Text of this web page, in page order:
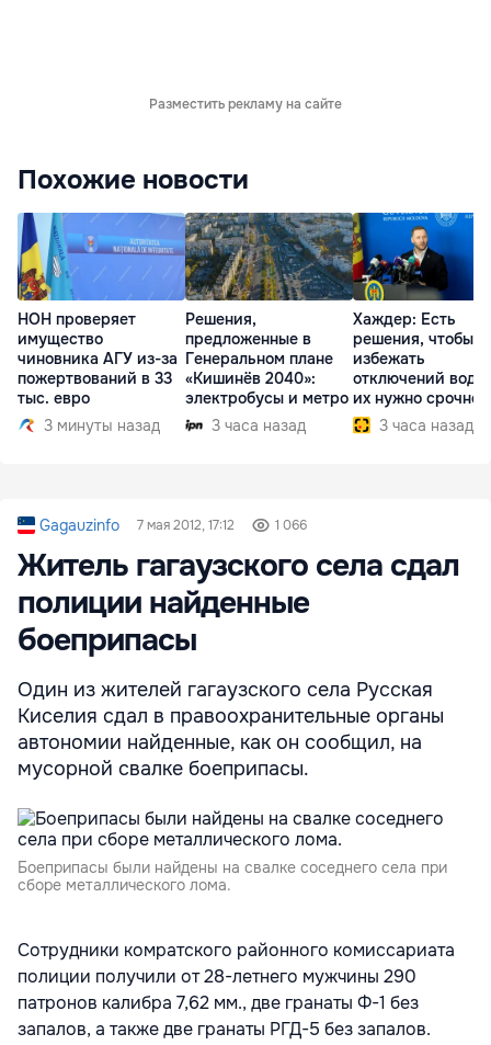
Разместить рекламу на сайте
Похожие новости
НОН проверяет
имущество
чиновника АГУ из-за
пожертвований в 33
тыс. евро
3 минуты назад
Решения,
предложенные в
Генеральном плане
«Кишинёв 2040»:
электробусы и метро
3 часа назад
Хаждер: Есть
решения, чтобы
избежать
отключений
их нужно срочно
внедрить
3 часа назад
Gagauzinfo 7 мая 2012, 17:12 1 066
Житель гагаузского села сдал
полиции найденные
боеприпасы
Один из жителей гагаузского села Русская
Киселия сдал в правоохранительные органы
автономии найденные, как он сообщил, на
мусорной свалке боеприпасы.
Боеприпасы были найдены на свалке соседнего села при
сборе металлического лома.
Сотрудники комратского районного комиссариата
полиции получили от 28-летнего мужчины 290
патронов калибра 7,62 мм., две гранаты Ф-1 без
запалов, а также две гранаты РГД-5 без запалов.